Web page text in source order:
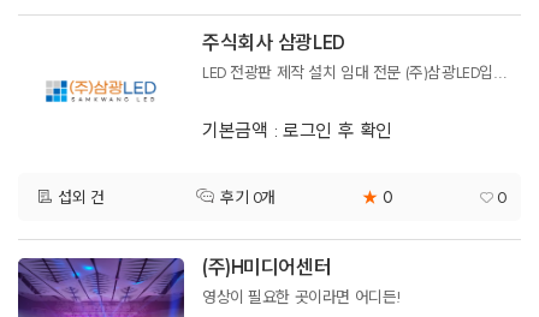
주식회사 삼광LED
LED 전광판 제작 설치 임대 전문 (주)삼광LED입니다.
기본금액 : 로그인 후 확인
섭외 건 후기 0개 ★ 0 0
(주)H미디어센터
영상이 필요한 곳이라면 어디든!